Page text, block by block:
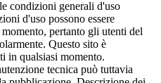
condizioni generali d'uso
d'uso possono essere
pertanto gli utenti del
Questo sito è
in qualsiasi momento.
tecnica può tuttavia